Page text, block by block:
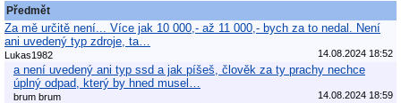
Předmět
Za mě určitě není... Více jak 10 000,- až 11 000,- bych za to nedal. Není
ani uvedený typ zdroje, ta…
Lukas1982 14.08.2024 18:52
a není uvedený ani typ ssd a jak píšeš, člověk za ty prachy nechce
úplný odpad, který by hned musel…
brum brum 14.08.2024 18:59